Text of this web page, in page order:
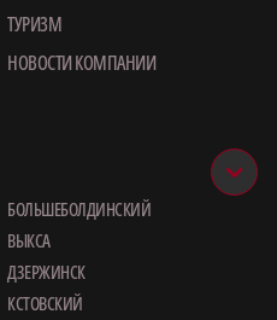
ТУРИЗМ
НОВОСТИ КОМПАНИИ
БОЛЬШЕБОЛДИНСКИЙ
ВЫКСА
ДЗЕРЖИНСК
КСТОВСКИЙ